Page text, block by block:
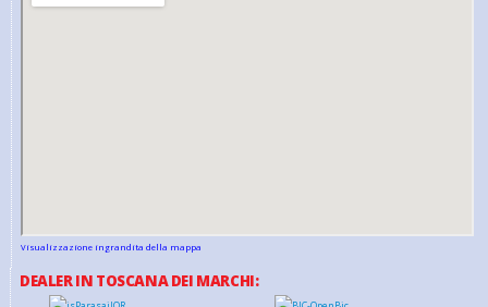
Visualizzazione ingrandita della mappa
DEALER IN TOSCANA DEI MARCHI: